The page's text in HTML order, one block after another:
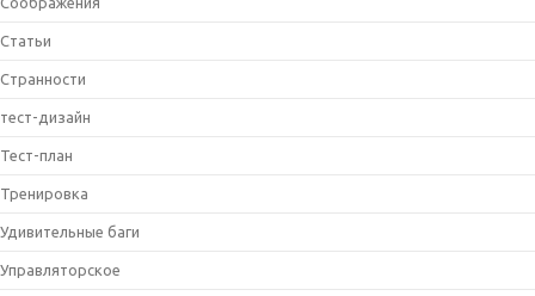
Статьи
Странности
тест-дизайн
Тест-план
Тренировка
Удивительные баги
Управляторское